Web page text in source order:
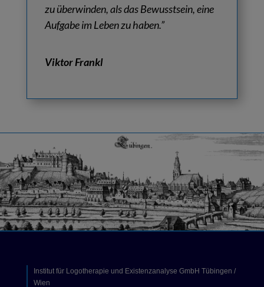
zu überwinden,als das Bewusstsein, eine
Aufgabe im Leben zu haben.”
Viktor Frankl
Institut für Logotherapie und Existenzanalyse GmbH Tübingen /
Wien